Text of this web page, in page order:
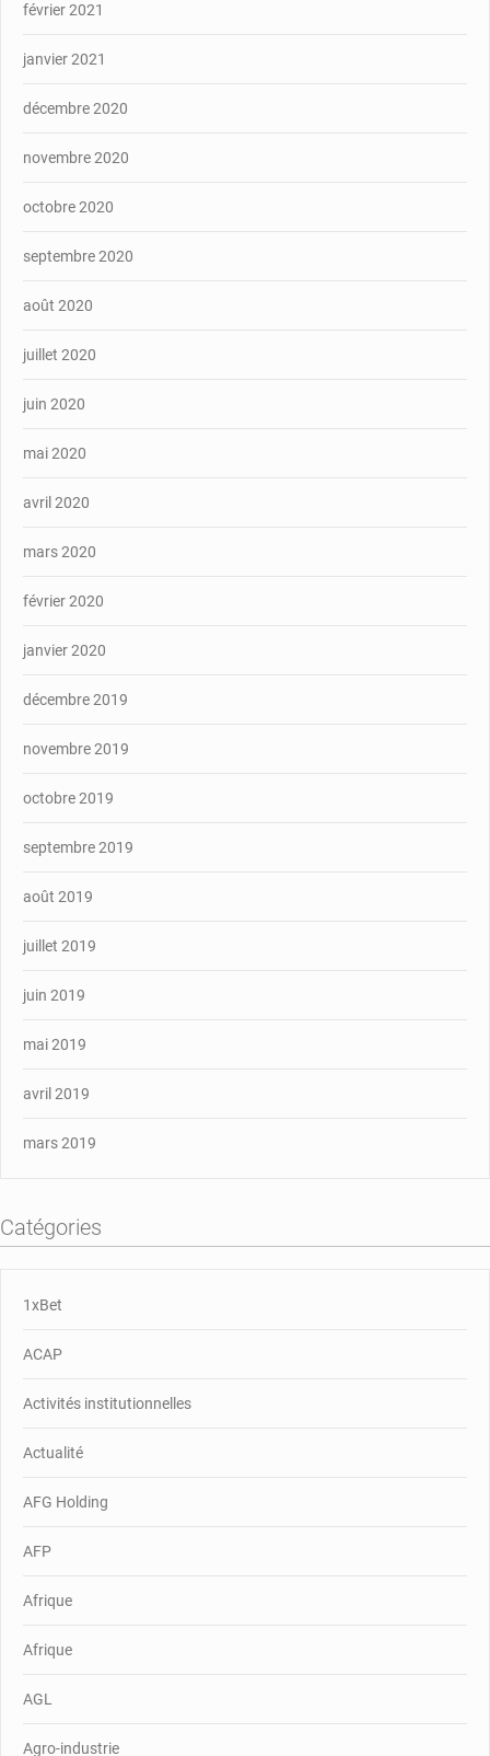
février 2021
janvier 2021
décembre 2020
novembre 2020
octobre 2020
septembre 2020
août 2020
juillet 2020
juin 2020
mai 2020
avril 2020
mars 2020
février 2020
janvier 2020
décembre 2019
novembre 2019
octobre 2019
septembre 2019
août 2019
juillet 2019
juin 2019
mai 2019
avril 2019
mars 2019
Catégories
1xBet
ACAP
Activités institutionnelles
Actualité
AFG Holding
AFP
Afrique
Afrique
AGL
Agro-industrie